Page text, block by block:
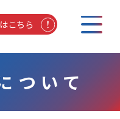
こちら
ついて